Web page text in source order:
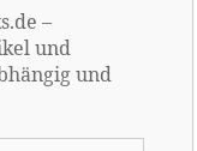
–
und
und